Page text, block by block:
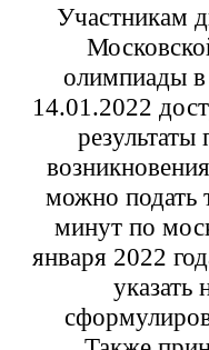
Участникам
олимпиады в
14.01.2022
можно подать
минут по
января 2022
указать